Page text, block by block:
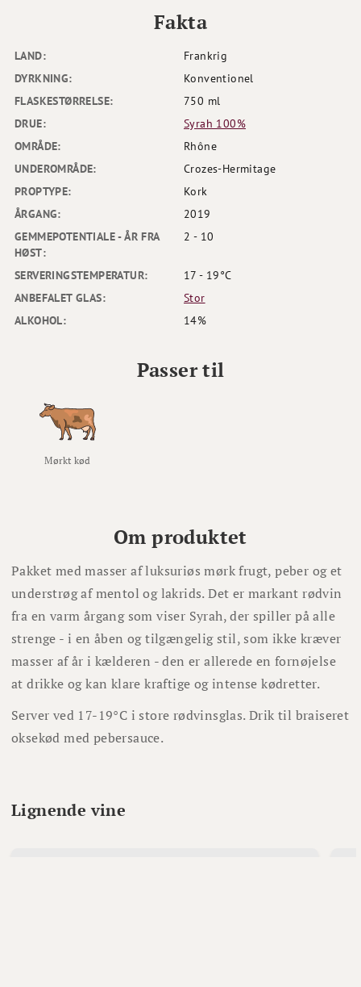
LAND:
Frankrig
DYRKNING:
Konventionel
FLASKESTØRRELSE:
750 ml
DRUE:
Syrah 100%
OMRÅDE:
Rhône
UNDEROMRÅDE:
Crozes-Hermitage
PROPTYPE:
Kork
ÅRGANG:
2019
GEMMEPOTENTIALE - ÅR FRA
HØST:
2 - 10
SERVERINGSTEMPERATUR:
17 - 19°C
ANBEFALET GLAS:
Stor
ALKOHOL:
14%
Fakta
Passer til
Mørkt kød
Om produktet
Pakket med masser af luksuriøs mørk frugt, peber og et
understrøg af mentol og lakrids. Det er markant rødvin
fra en varm årgang som viser Syrah, der spiller på alle
strenge - i en åben og tilgængelig stil, som ikke kræver
masser af år i kælderen - den er allerede en fornøjelse
at drikke og kan klare kraftige og intense kødretter.
Server ved 17-19°C i store rødvinsglas. Drik til braiseret
oksekød med pebersauce.
Lignende vine